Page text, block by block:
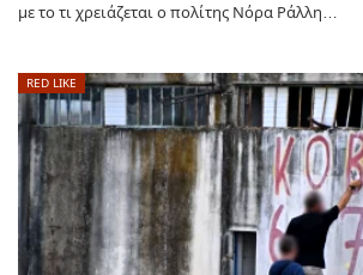
με το τι χρειάζεται ο πολίτης Νόρα Ράλλη…
RED LIKE